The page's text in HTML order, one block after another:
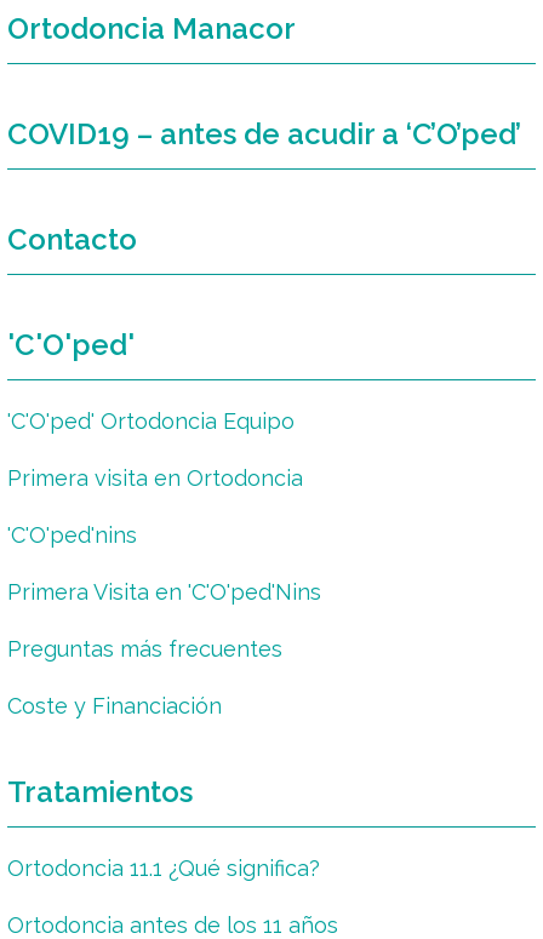
Ortodoncia Manacor
COVID19 – antes de acudir a ‘C’O’ped’
Contacto
'C'O'ped'
'C'O'ped' Ortodoncia Equipo
Primera visita en Ortodoncia
'C'O'ped'nins
Primera Visita en 'C'O'ped'Nins
Preguntas más frecuentes
Coste y Financiación
Tratamientos
Ortodoncia 11.1 ¿Qué significa?
Ortodoncia antes de los 11 años